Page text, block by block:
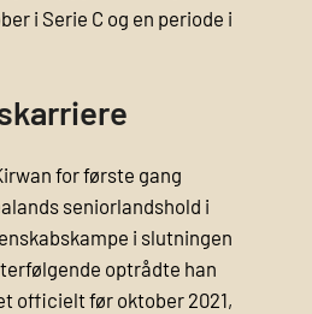
i Serie C og en periode i
for første gang
seniorlandshold i
i slutningen
optrådte han
officielt før oktober 2021,